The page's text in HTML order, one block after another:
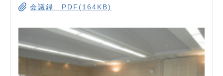
会議録 PDF(164KB)